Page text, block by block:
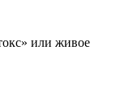
или живое